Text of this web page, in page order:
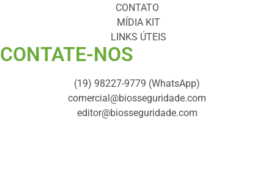
CONTATO
MÍDIA KIT
LINKS ÚTEIS
CONTATE-NOS ​
(19) 98227-9779 (WhatsApp)
comercial@biosseguridade.com
editor@biosseguridade.com